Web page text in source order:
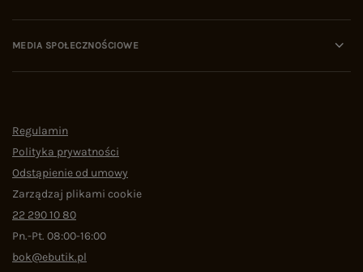
MEDIA SPOŁECZNOŚCIOWE
Regulamin
Polityka prywatności
Odstąpienie od umowy
Zarządzaj plikami cookie
22 290 10 80
Pn.-Pt. 08:00-16:00
bok@ebutik.pl